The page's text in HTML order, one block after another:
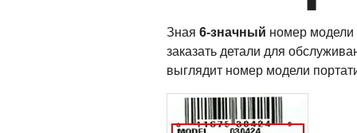
Зная 6-значный номер модели
заказать детали для
выглядит номер модели